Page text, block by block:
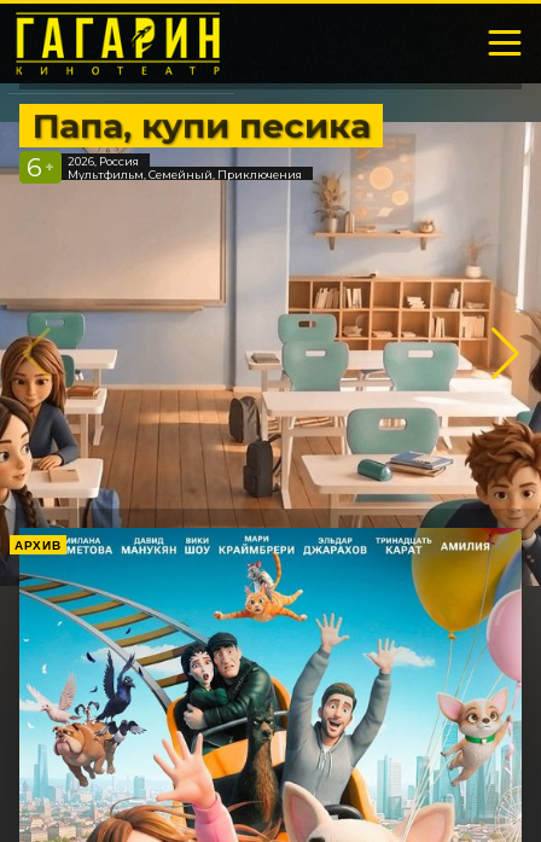
Папа, купи песика
6 +
2026, Россия
Мультфильм, Семейный, Приключения
АРХИВ